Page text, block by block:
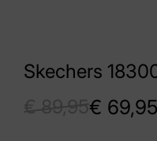
Skechers
€ 69,95